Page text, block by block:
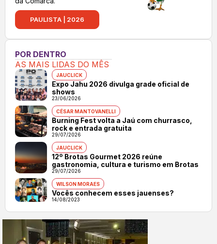
PAULISTA | 2026
POR DENTRO
AS MAIS LIDAS DO MÊS
JAUCLICK
Expo Jahu 2026 divulga grade oficial de
shows
23/06/2026
CÉSAR MANTOVANELLI
Burning Fest volta a Jaú com churrasco,
rock e entrada gratuita
29/07/2026
JAUCLICK
12º Brotas Gourmet 2026 reúne
gastronomia, cultura e turismo em Brotas
29/07/2026
WILSON MORAES
Vocês conhecem esses jauenses?
14/08/2023